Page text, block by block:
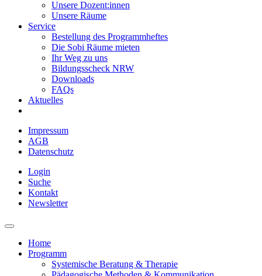
Unsere Dozent:innen
Unsere Räume
Service
Bestellung des Programmheftes
Die Sobi Räume mieten
Ihr Weg zu uns
Bildungsscheck NRW
Downloads
FAQs
Aktuelles
Impressum
AGB
Datenschutz
Login
Suche
Kontakt
Newsletter
Home
Programm
Systemische Beratung & Therapie